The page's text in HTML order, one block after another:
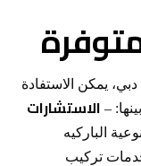
يمكن الاستفادة
– الاستشارات
الباركيه
تركيب